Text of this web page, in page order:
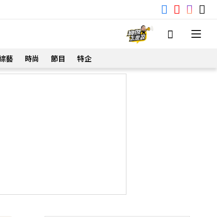
藝 時尚 節目 特企